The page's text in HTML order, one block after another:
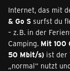
Internet, das mit
& Go S surfst du
– z. B. in der
Camping. Mit 100
50 Mbit/s) ist der
„normal“ nutzt